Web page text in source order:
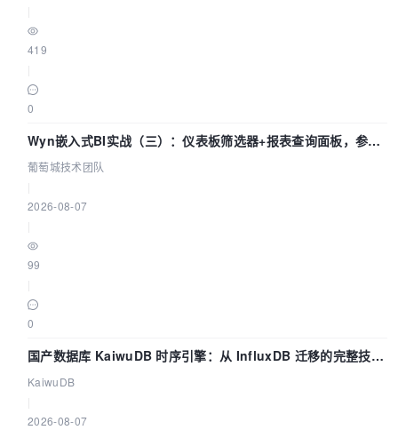
419
0
Wyn嵌入式BI实战（三）：仪表板筛选器+报表查询面板，参数
联动全闭环
葡萄城技术团队
2026-08-07
99
0
国产数据库 KaiwuDB 时序引擎：从 InfluxDB 迁移的完整技术
路径
KaiwuDB
2026-08-07